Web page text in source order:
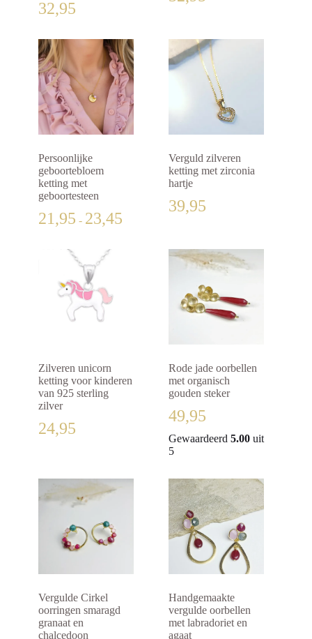
32,95
Persoonlijke
geboortebloem
ketting met
geboortesteen
21,95 - 23,45 Prijsklasse:
Verguld zilveren
ketting met zirconia
hartje
39,95
Zilveren unicorn
ketting voor kinderen
van 925 sterling
zilver
24,95
Rode jade oorbellen
met organisch
gouden steker
49,95
Gewaardeerd5.00 uit
5
Vergulde Cirkel
oorringen smaragd
granaat en
chalcedoon
Handgemaakte
vergulde oorbellen
met labradoriet en
agaat